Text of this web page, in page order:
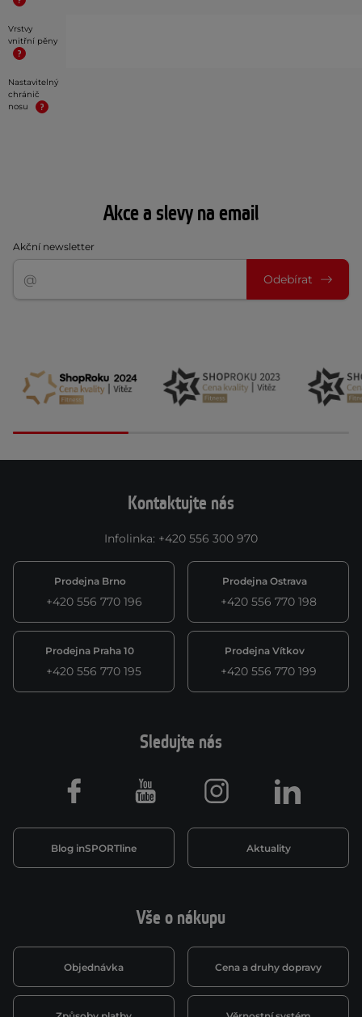
Vrstvy
vnitřní pěny
Nastavitelný
chránič
nosu
Akce a slevy na email
Akční newsletter
Odebírat
Kontaktujte nás
Infolinka: +420 556 300 970
Prodejna Brno
+420 556 770 196
Prodejna Ostrava
+420 556 770 198
Prodejna Praha 10
+420 556 770 195
Prodejna Vítkov
+420 556 770 199
Vše o nákupu
Objednávka Cena a druhy dopravy
Sledujte nás
Blog inSPORTline Aktuality
Facebook Youtube Instagram LinkedIn